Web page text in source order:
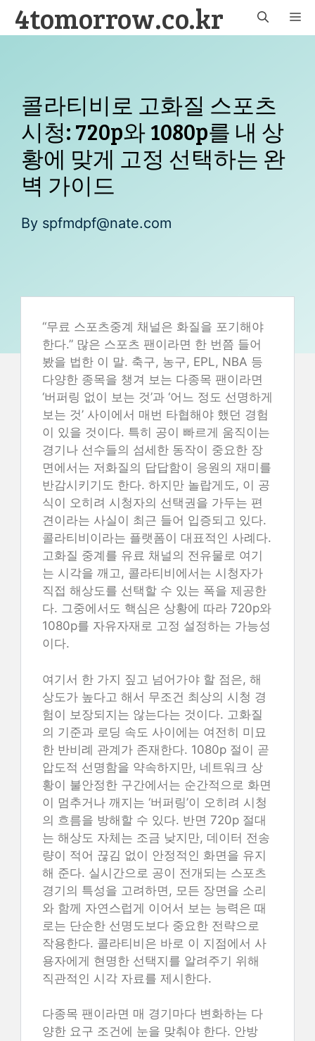
Skip4tomorrow.co.kr
콜라티비로 고화질 스포츠
시청: 720p와 1080p를 내 상
황에 맞게 고정 선택하는 완
벽 가이드
By spfmdpf@nate.com
“무료 스포츠중계 채널은 화질을 포기해야
한다.” 많은 스포츠 팬이라면 한 번쯤 들어
봤을 법한 이 말. 축구, 농구, EPL, NBA 등
다양한 종목을 챙겨 보는 다종목 팬이라면
‘버퍼링 없이 보는 것’과 ‘어느 정도 선명하게
보는 것’ 사이에서 매번 타협해야 했던 경험
이 있을 것이다. 특히 공이 빠르게 움직이는
경기나 선수들의 섬세한 동작이 중요한 장
면에서는 저화질의 답답함이 응원의 재미를
반감시키기도 한다. 하지만 놀랍게도, 이 공
식이 오히려 시청자의 선택권을 가두는 편
견이라는 사실이 최근 들어 입증되고 있다.
콜라티비이라는 플랫폼이 대표적인 사례다.
고화질 중계를 유료 채널의 전유물로 여기
는 시각을 깨고, 콜라티비에서는 시청자가
직접 해상도를 선택할 수 있는 폭을 제공한
다. 그중에서도 핵심은 상황에 따라 720p와
1080p를 자유자재로 고정 설정하는 가능성
이다.
여기서 한 가지 짚고 넘어가야 할 점은, 해
상도가 높다고 해서 무조건 최상의 시청 경
험이 보장되지는 않는다는 것이다. 고화질
의 기준과 로딩 속도 사이에는 여전히 미묘
한 반비례 관계가 존재한다. 1080p 절이 곧
압도적 선명함을 약속하지만, 네트워크 상
황이 불안정한 구간에서는 순간적으로 화면
이 멈추거나 깨지는 ‘버퍼링’이 오히려 시청
의 흐름을 방해할 수 있다. 반면 720p 절대
는 해상도 자체는 조금 낮지만, 데이터 전송
량이 적어 끊김 없이 안정적인 화면을 유지
해 준다. 실시간으로 공이 전개되는 스포츠
경기의 특성을 고려하면, 모든 장면을 소리
와 함께 자연스럽게 이어서 보는 능력은 때
로는 단순한 선명도보다 중요한 전략으로
작용한다. 콜라티비은 바로 이 지점에서 사
용자에게 현명한 선택지를 알려주기 위해
직관적인 시각 자료를 제시한다.
다종목 팬이라면 매 경기마다 변화하는 다
양한 요구 조건에 눈을 맞춰야 한다. 안방